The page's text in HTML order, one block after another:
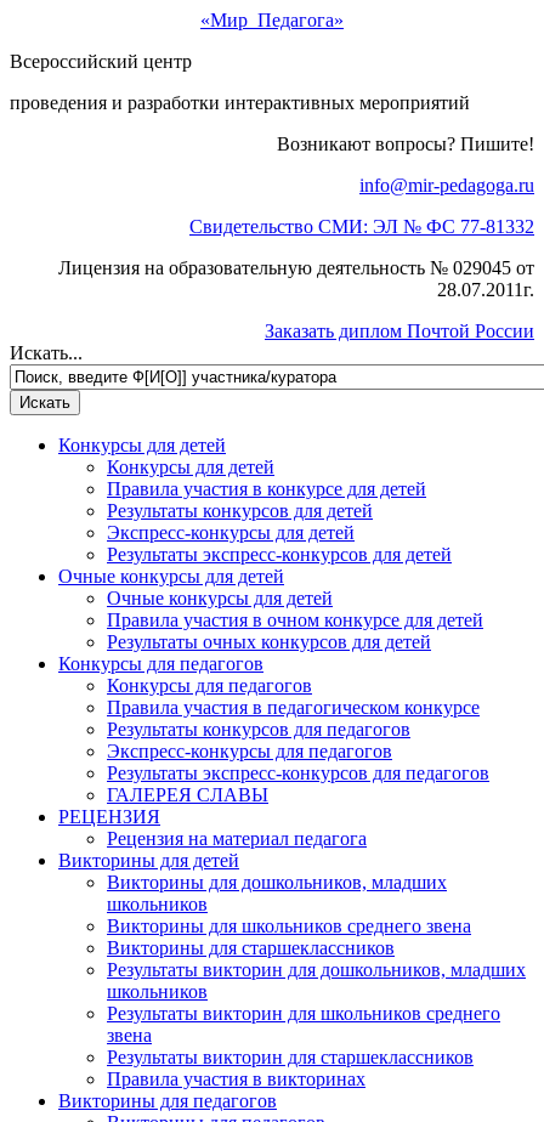
«Мир Педагога»
Всероссийский центр
проведения и разработки интерактивных мероприятий
Возникают вопросы? Пишите!
info@mir-pedagoga.ru
Свидетельство СМИ: ЭЛ № ФС 77-81332
Лицензия на образовательную деятельность № 029045 от
28.07.2011г.
Заказать диплом Почтой России
Искать...
Конкурсы для детей
Конкурсы для детей
Правила участия в конкурсе для детей
Результаты конкурсов для детей
Экспресс-конкурсы для детей
Результаты экспресс-конкурсов для детей
Очные конкурсы для детей
Очные конкурсы для детей
Правила участия в очном конкурсе для детей
Результаты очных конкурсов для детей
Конкурсы для педагогов
Конкурсы для педагогов
Правила участия в педагогическом конкурсе
Результаты конкурсов для педагогов
Экспресс-конкурсы для педагогов
Результаты экспресс-конкурсов для педагогов
ГАЛЕРЕЯ СЛАВЫ
РЕЦЕНЗИЯ
Рецензия на материал педагога
Викторины для детей
Викторины для дошкольников, младших
школьников
Викторины для школьников среднего звена
Викторины для старшеклассников
Результаты викторин для дошкольников, младших
школьников
Результаты викторин для школьников среднего
звена
Результаты викторин для старшеклассников
Правила участия в викторинах
Викторины для педагогов